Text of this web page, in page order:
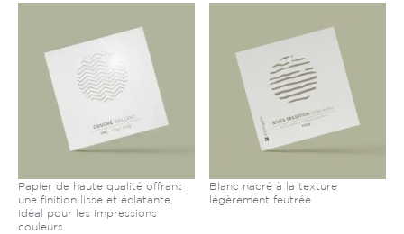
Papier de haute qualité offrant
une finition lisse et éclatante,
idéal pour les impressions
couleurs.
Blanc nacré à la texture
légèrement feutrée